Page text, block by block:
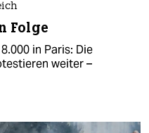
Folge
in Paris: Die
weiter –